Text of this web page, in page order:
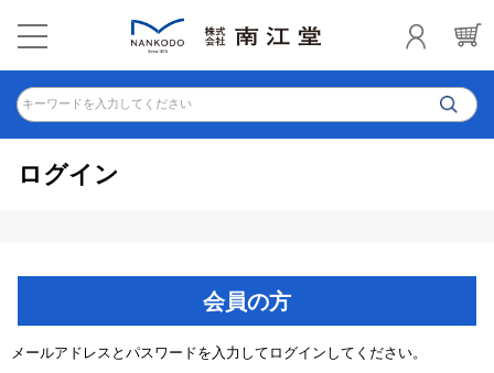
キーワードを入力してください
ログイン
会員の方
メールアドレスとパスワードを入力してログインしてください。